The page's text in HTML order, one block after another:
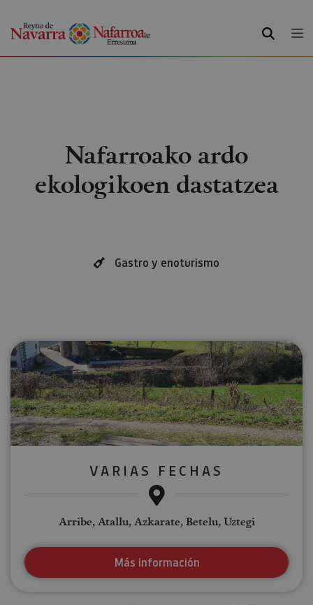
BILATU
Nafarroako ardo
ekologikoen dastatzea
Gastro y enoturismo
VARIAS FECHAS
Arribe, Atallu, Azkarate, Betelu, Uztegi
Más información